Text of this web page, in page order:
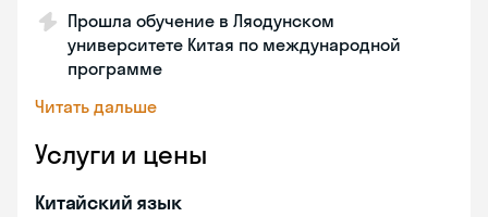
Прошла обучение в Ляодунском
университете Китая по международной
программе
Читать дальше
Услуги и цены
Китайский язык